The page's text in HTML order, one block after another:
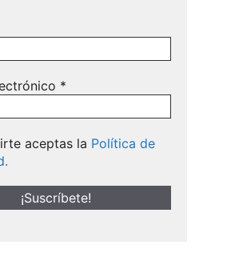
*
aceptas la Política de